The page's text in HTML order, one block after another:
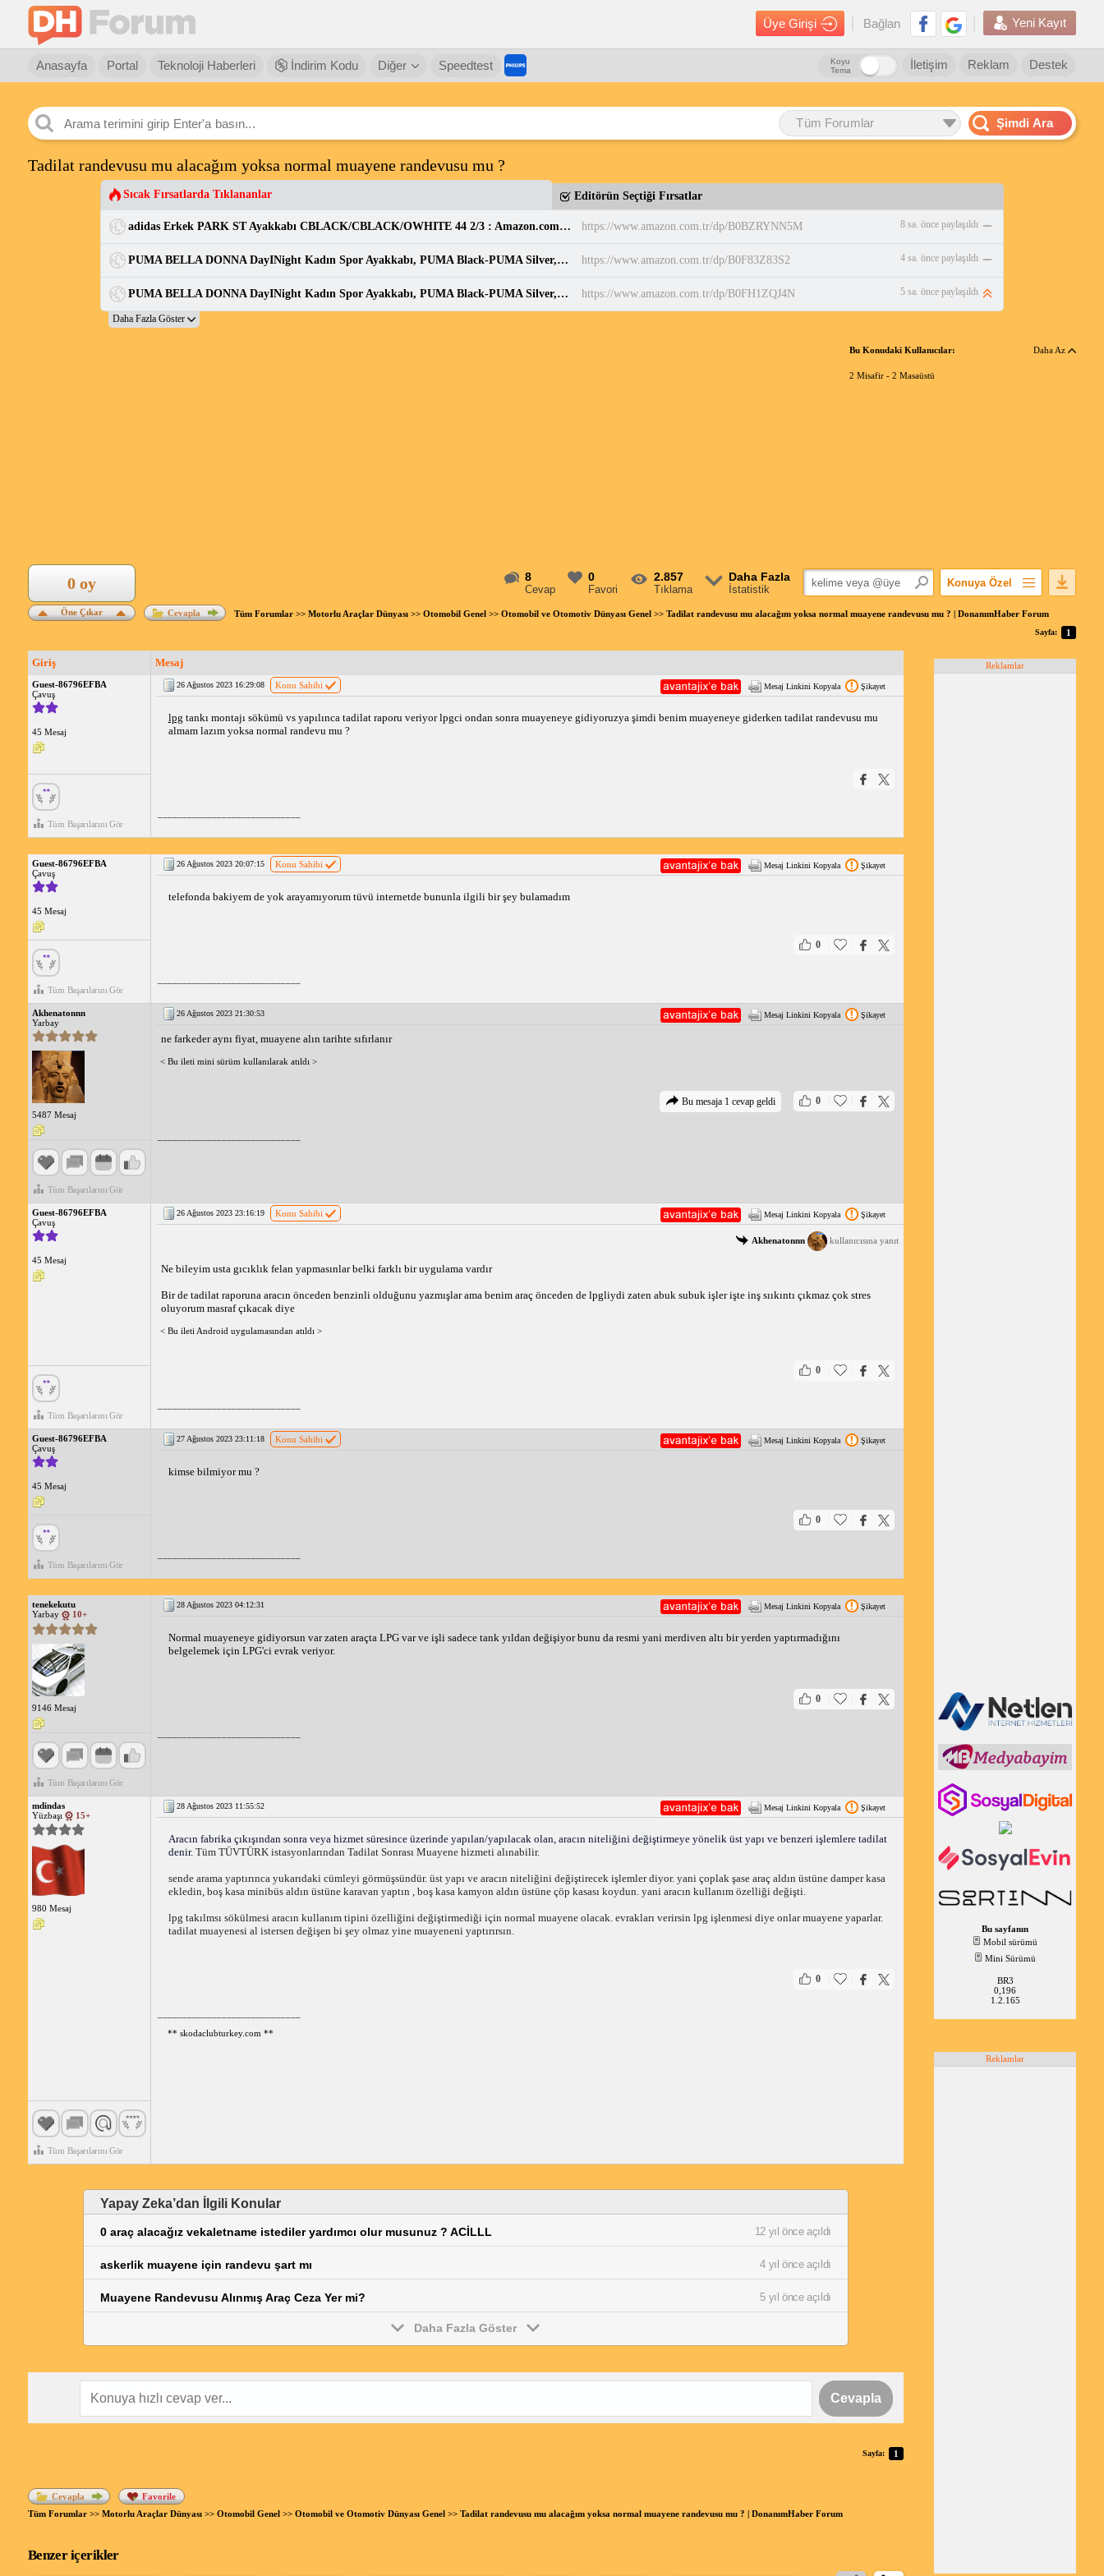
Üye Girişi Bağlan Yeni Kayıt
Anasayfa Portal Teknoloji Haberleri İndirim Kodu Diğer Speedtest Destek
Reklam
İletişim
Koyu
Tema
Tüm Forumlar Şimdi Ara
Tadilat randevusu mu alacağım yoksa normal muayene randevusu mu ?
Sıcak Fırsatlarda Tıklananlar Editörün Seçtiği Fırsatlar
adidas Erkek PARK ST Ayakkabı CBLACK/CBLACK/OWHITE 44 2/3 : Amazon.com.tr: Moda https://www.amazon.com.tr/dp/B0BZRYNN5M 8 sa. önce paylaşıldı
PUMA BELLA DONNA DayINight Kadın Spor Ayakkabı, PUMA Black-PUMA Silver, 35.5 : Amazon.com.tr: Moda https://www.amazon.com.tr/dp/B0F83Z83S2 4 sa. önce paylaşıldı
PUMA BELLA DONNA DayINight Kadın Spor Ayakkabı, PUMA Black-PUMA Silver, 35.5 : Amazon.com.tr: Moda https://www.amazon.com.tr/dp/B0FH1ZQJ4N 5 sa. önce paylaşıldı
Bu Konudaki Kullanıcılar: Daha Az
2 Misafir - 2 Masaüstü
8
Cevap
0
Favori
2.857
Tıklama
Daha Fazla
İstatistik
Konuya Özel
Konuyu Açandan
Linkli Mesajlar
Öne Çıkar
0 oy
Cevapla Tüm Forumlar>> Motorlu Araçlar Dünyası>> Otomobil Genel>> Otomobil ve Otomotiv Dünyası Genel>> Tadilat randevusu mu alacağım yoksa normal muayene randevusu mu ? | DonanımHaber Forum
Sayfa: 1
Giriş Mesaj
Guest-86796EFBA
Çavuş
45 Mesaj
Tüm Başarılarını Gör
26 Ağustos 2023 16:29:08 Konu Sahibi Mesaj Linkini Kopyala Şikayet
lpg tankı montajı sökümü vs yapılınca tadilat raporu veriyor lpgci ondan sonra muayeneye gidiyoruzya şimdi benim muayeneye giderken tadilat randevusu mu
almam lazım yoksa normal randevu mu ?
Guest-86796EFBA
Çavuş
45 Mesaj
Tüm Başarılarını Gör
26 Ağustos 2023 20:07:15 Konu Sahibi Mesaj Linkini Kopyala Şikayet
telefonda bakiyem de yok arayamıyorum tüvü internetde bununla ilgili bir şey bulamadım
0
Akhenatonnn
Yarbay
5487 Mesaj
Tüm Başarılarını Gör
26 Ağustos 2023 21:30:53 Mesaj Linkini Kopyala Şikayet
ne farkeder aynı fiyat, muayene alın tarihte sıfırlanır
< Bu ileti mini sürüm kullanılarak atıldı >
0
Bu mesaja 1 cevap geldi
Guest-86796EFBA
Çavuş
45 Mesaj
Tüm Başarılarını Gör
26 Ağustos 2023 23:16:19 Konu Sahibi Mesaj Linkini Kopyala Şikayet
Akhenatonnn kullanıcısına yanıt
Ne bileyim usta gıcıklık felan yapmasınlar belki farklı bir uygulama vardır
Bir de tadilat raporuna aracın önceden benzinli olduğunu yazmışlar ama benim araç önceden de lpgliydi zaten abuk subuk işler işte inş sııkıntı çıkmaz çok stres
oluyorum masraf çıkacak diye
< Bu ileti Android uygulamasından atıldı >
0
Guest-86796EFBA
Çavuş
45 Mesaj
Tüm Başarılarını Gör
27 Ağustos 2023 23:11:18 Konu Sahibi Mesaj Linkini Kopyala Şikayet
kimse bilmiyor mu ?
0
tenekekutu
Yarbay
10+
9146 Mesaj
Tüm Başarılarını Gör
28 Ağustos 2023 04:12:31 Mesaj Linkini Kopyala Şikayet
Normal muayeneye gidiyorsun var zaten araçta LPG var ve işli sadece tank yıldan değişiyor bunu da resmi yani merdiven altı bir yerden yaptırmadığını
belgelemek için LPG'ci evrak veriyor.
0
mdindas
Yüzbaşı
15+
980 Mesaj
Tüm Başarılarını Gör
28 Ağustos 2023 11:55:52 Mesaj Linkini Kopyala Şikayet
Aracın fabrika çıkışından sonra veya hizmet süresince üzerinde yapılan/yapılacak olan, aracın niteliğini değiştirmeye yönelik üst yapı ve benzeri işlemlere tadilat
denir. Tüm TÜVTÜRK istasyonlarından Tadilat Sonrası Muayene hizmeti alınabilir.
sende arama yaptırınca yukarıdaki cümleyi görmüşsündür. üst yapı ve aracın niteliğini değiştirecek işlemler diyor. yani çoplak şase araç aldın üstüne damper kasa
ekledin, boş kasa minibüs aldın üstüne karavan yaptın , boş kasa kamyon aldın üstüne çöp kasası koydun. yani aracın kullanım özelliği değişti.
lpg takılmsı sökülmesi aracın kullanım tipini özelliğini değiştirmediği için normal muayene olacak. evrakları verirsin lpg işlenmesi diye onlar muayene yaparlar.
tadilat muayenesi al istersen değişen bi şey olmaz yine muayeneni yaptırırsın.
0
** skodaclubturkey.com **
Yapay Zeka’dan İlgili Konular
0 araç alacağız vekaletname istediler yardımcı olur musunuz ? ACİLLL 12 yıl önce açıldı
askerlik muayene için randevu şart mı 4 yıl önce açıldı
Muayene Randevusu Alınmış Araç Ceza Yer mi? 5 yıl önce açıldı
Daha Fazla Göster
Cevapla
Sayfa: 1
Cevapla
Favorile
Tüm Forumlar>> Motorlu Araçlar Dünyası>> Otomobil Genel>> Otomobil ve Otomotiv Dünyası Genel>> Tadilat randevusu mu alacağım yoksa normal muayene randevusu mu ? | DonanımHaber Forum
Benzer içerikler
Reklamlar
Bu sayfanın
Mobil sürümü
Mini Sürümü
BR3
0,196
1.2.165
Reklamlar